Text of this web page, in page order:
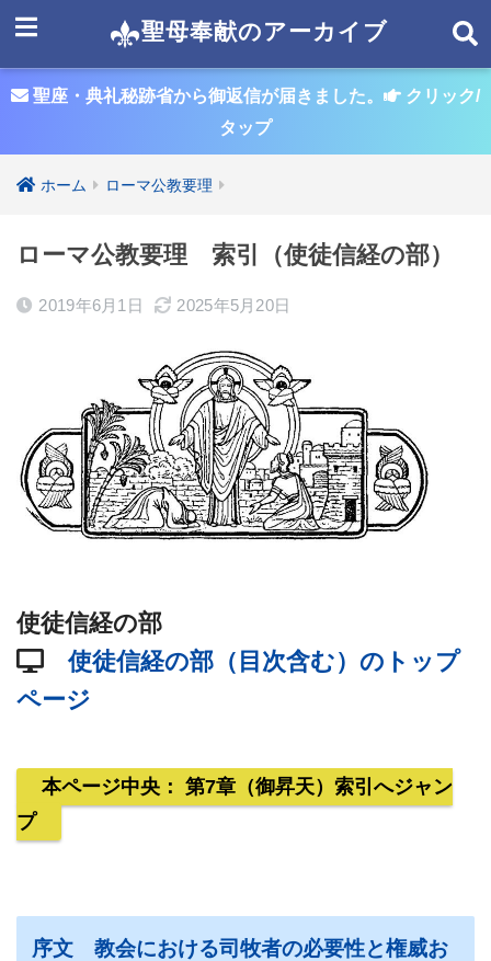
聖母奉献のアーカイブ
聖座・典礼秘跡省から御返信が届きました。
クリック/
タップ
ホーム ローマ公教要理
ローマ公教要理 索引（使徒信経の部）
2019年6月1日 2025年5月20日
使徒信経の部
使徒信経の部（目次含む）のトップ
ページ
本ページ中央：
第7章（御昇天）索引へジャン
プ
序文 教会における司牧者の必要性と権威お